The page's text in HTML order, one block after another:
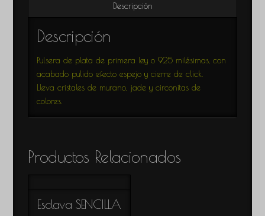
Descripción
Descripción
Pulsera de plata de primera ley o 925 milésimas, con
acabado pulido efecto espejo y cierre de click.
Lleva cristales de murano, jade y circonitas de
colores.
Productos Relacionados
Esclava SENCILLA